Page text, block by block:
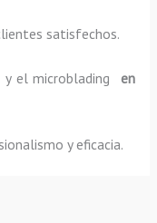
satisfechos.
y elmicroblading en
y eficacia.